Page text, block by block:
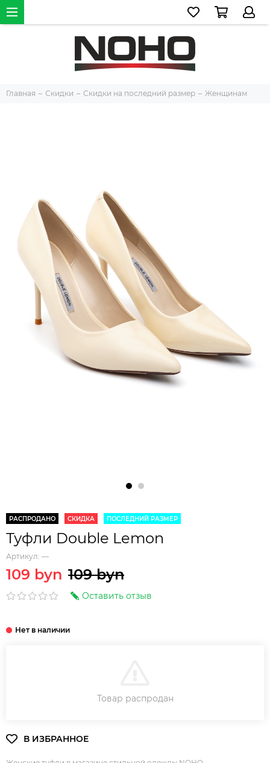
Главная Скидки Скидки на последний размер Женщинам
РАСПРОДАНО СКИДКА ПОСЛЕДНИЙ РАЗМЕР
Туфли Double Lemon
Артикул: —
109 byn 109 byn
Оставить отзыв
Товар распродан